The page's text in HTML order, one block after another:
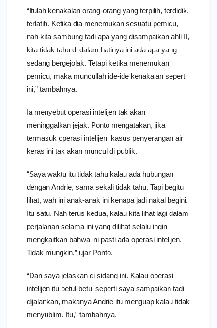
“Itulah kenakalan orang-orang yang terpilih, terdidik,
terlatih. Ketika dia menemukan sesuatu pemicu,
nah kita sambung tadi apa yang disampaikan ahli II,
kita tidak tahu di dalam hatinya ini ada apa yang
sedang bergejolak. Tetapi ketika menemukan
pemicu, maka muncullah ide-ide kenakalan seperti
ini,” tambahnya.
Ia menyebut operasi intelijen tak akan
meninggalkan jejak. Ponto mengatakan, jika
termasuk operasi intelijen, kasus penyerangan air
keras ini tak akan muncul di publik.
“Saya waktu itu tidak tahu kalau ada hubungan
dengan Andrie, sama sekali tidak tahu. Tapi begitu
lihat, wah ini anak-anak ini kenapa jadi nakal begini.
Itu satu. Nah terus kedua, kalau kita lihat lagi dalam
perjalanan selama ini yang dilihat selalu ingin
mengkaitkan bahwa ini pasti ada operasi intelijen.
Tidak mungkin,” ujar Ponto.
“Dan saya jelaskan di sidang ini. Kalau operasi
intelijen itu betul-betul seperti saya sampaikan tadi
dijalankan, makanya Andrie itu menguap kalau tidak
menyublim. Itu,” tambahnya.